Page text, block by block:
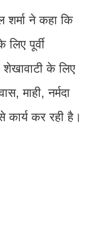
शर्मा ने कहा कि
पूर्वी
के लिए
माही, नर्मदा
कार्य कर रही है।